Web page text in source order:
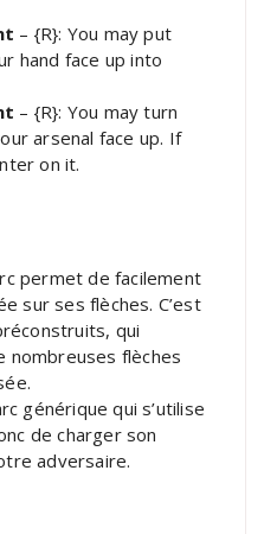
– {R}: You may put
hand face up into
– {R}: You may turn
arsenal face up. If
on it.
permet de facilement
sur ses flèches. C’est
qui
nombreuses flèches
générique qui s’utilise
de charger son
adversaire.